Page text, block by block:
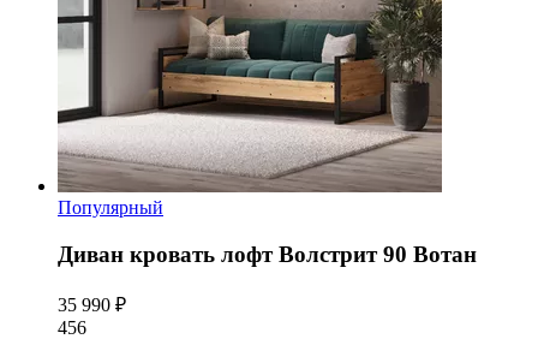
Популярный
Диван кровать лофт Волстрит 90 Вотан
35 990 ₽
456